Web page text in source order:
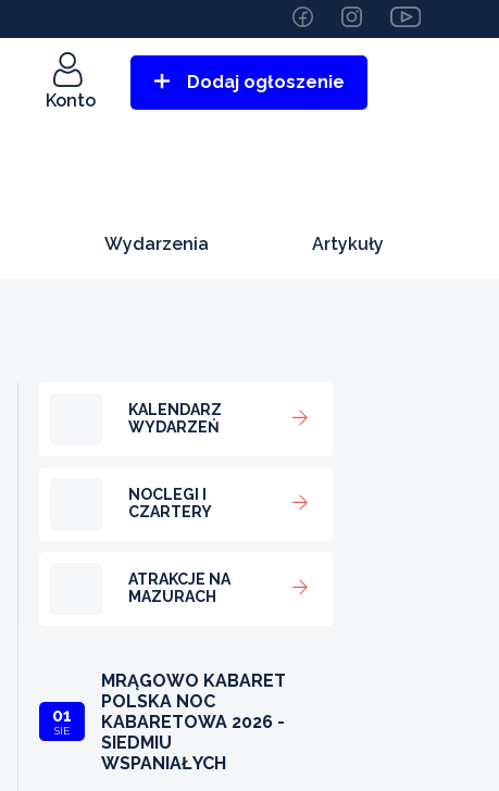
Konto
Dodaj ogłoszenie
Wydarzenia Artykuły
KALENDARZ
WYDARZEŃ
NOCLEGI I
CZARTERY
ATRAKCJE NA
MAZURACH
01
SIE
MRĄGOWO KABARET
POLSKA NOC
KABARETOWA 2026 -
SIEDMIU
WSPANIAŁYCH